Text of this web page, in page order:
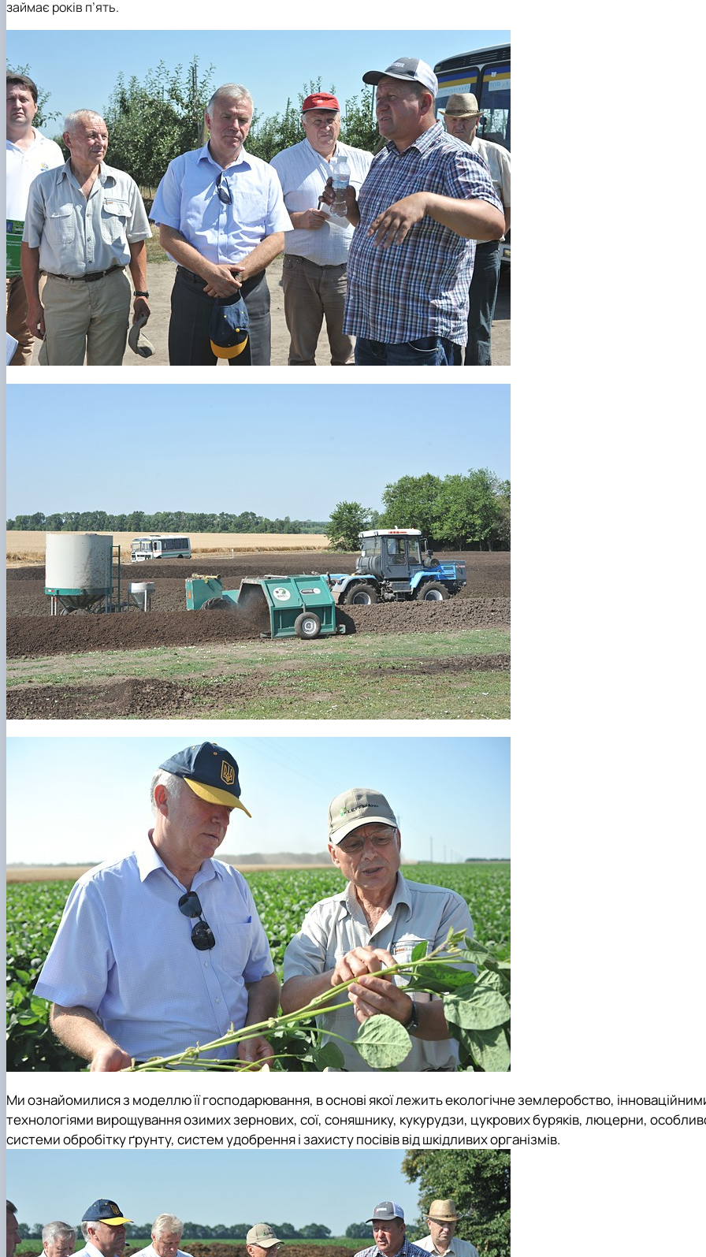
займає років п’ять.
Ми ознайомилися з моделлю її господарювання, в основі якої лежить екологічне землеробство,
технологіями вирощування озимих зернових, сої, соняшнику, кукурудзи, цукрових буряків, люцерни,
системи обробітку ґрунту, систем удобрення і захисту посівів від шкідливих організмів.